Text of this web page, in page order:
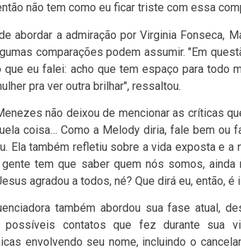
não tem como eu ficar triste com essa
abordar a admiração por Virginia Fonseca,
comparações podem assumir. "Em
eu falei: acho que tem espaço para todo
pra ver outra brilhar", ressaltou.
não deixou de mencionar as críticas
coisa… Como a Melody diria, fale bem ou
Ela também refletiu sobre a vida exposta e a
tem que saber quem nós somos,
agradou a todos, né? Que dirá eu, então, é
também abordou sua fase atual,
possíveis contatos que fez durante sua
envolvendo seu nome, incluindo o